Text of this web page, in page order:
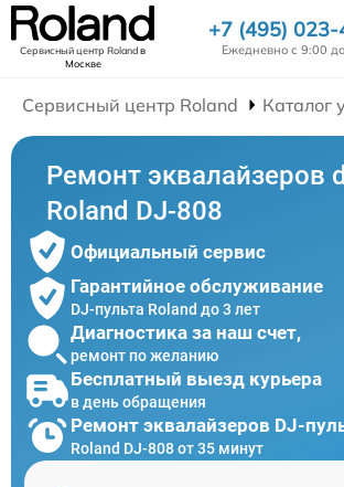
Сервисный центр Rolandв
Москве
+7 (495)
Ежедневно с 9:00
Сервисный центр Roland Каталог
Ремонт эквалайзеров
Roland DJ-808
Официальный сервис
Гарантийное обслуживание
DJ-пульта Roland до 3 лет
Диагностика за наш счет,
ремонт по желанию
Бесплатный выезд курьера
в день обращения
Ремонт эквалайзеров DJ-
Roland DJ-808 от 35 минут